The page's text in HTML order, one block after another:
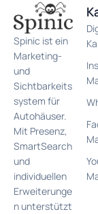
Spinic ist ein
Marketing-
und
Sichtbarkeits
system für
Autohäuser.
Mit Presenz,
SmartSearch
und
individuellen
Erweiterunge
n unterstützt